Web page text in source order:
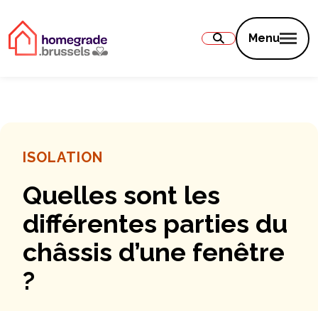
Menu
ISOLATION
Quelles sont les
différentes parties du
châssis d’une fenêtre
?